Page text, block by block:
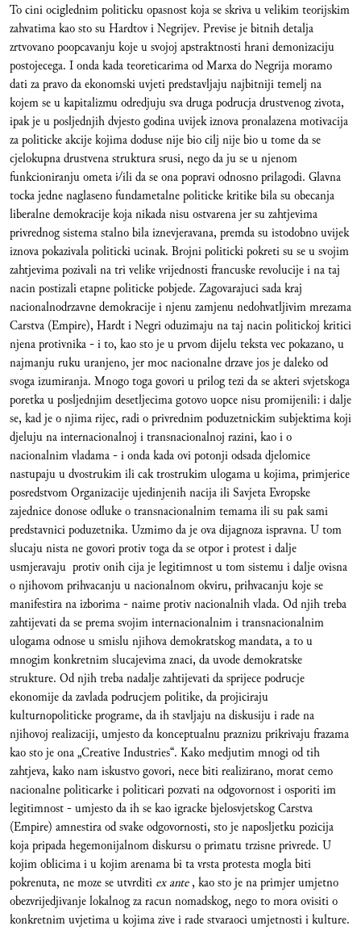
To cini ociglednim politicku opasnost koja se skriva u velikim teorijskim
zahvatima kao sto su Hardtov i Negrijev. Previse je bitnih detalja
zrtvovano poopcavanju koje u svojoj apstraktnosti hrani demonizaciju
postojecega. I onda kada teoreticarima od Marxa do Negrija moramo
dati za pravo da ekonomski uvjeti predstavljaju najbitniji temelj na
kojem se u kapitalizmu odredjuju sva druga podrucja drustvenog zivota,
ipak je u posljednjih dvjesto godina uvijek iznova pronalazena motivacija
za politicke akcije kojima doduse nije bio cilj nije bio u tome da se
cjelokupna drustvena struktura srusi, nego da ju se u njenom
funkcioniranju ometa i/ili da se ona popravi odnosno prilagodi. Glavna
tocka jedne naglaseno fundametalne politicke kritike bila su obecanja
liberalne demokracije koja nikada nisu ostvarena jer su zahtjevima
privrednog sistema stalno bila iznevjeravana, premda su istodobno uvijek
iznova pokazivala politicki ucinak. Brojni politicki pokreti su se u svojim
zahtjevima pozivali na tri velike vrijednosti francuske revolucije i na taj
nacin postizali etapne politicke pobjede. Zagovarajuci sada kraj
nacionalnodrzavne demokracije i njenu zamjenu nedohvatljivim mrezama
Carstva (Empire), Hardt i Negri oduzimaju na taj nacin politickoj kritici
njena protivnika - i to, kao sto je u prvom dijelu teksta vec pokazano, u
najmanju ruku uranjeno, jer moc nacionalne drzave jos je daleko od
svoga izumiranja. Mnogo toga govori u prilog tezi da se akteri svjetskoga
poretka u posljednjim desetljecima gotovo uopce nisu promijenili: i dalje
se, kad je o njima rijec, radi o privrednim poduzetnickim subjektima koji
djeluju na internacionalnoj i transnacionalnoj razini, kao i o
nacionalnim vladama - i onda kada ovi potonji odsada djelomice
nastupaju u dvostrukim ili cak trostrukim ulogama u kojima, primjerice
posredstvom Organizacije ujedinjenih nacija ili Savjeta Evropske
zajednice donose odluke o transnacionalnim temama ili su pak sami
predstavnici poduzetnika. Uzmimo da je ova dijagnoza ispravna. U tom
slucaju nista ne govori protiv toga da se otpor i protest i dalje
usmjeravaju protiv onih cija je legitimnost u tom sistemu i dalje ovisna
o njihovom prihvacanju u nacionalnom okviru, prihvacanju koje se
manifestira na izborima - naime protiv nacionalnih vlada. Od njih treba
zahtijevati da se prema svojim internacionalnim i transnacionalnim
ulogama odnose u smislu njihova demokratskog mandata, a to u
mnogim konkretnim slucajevima znaci, da uvode demokratske
strukture. Od njih treba nadalje zahtijevati da sprijece podrucje
ekonomije da zavlada podrucjem politike, da projiciraju
kulturnopoliticke programe, da ih stavljaju na diskusiju i rade na
njihovoj realizaciji, umjesto da konceptualnu praznizu prikrivaju frazama
kao sto je ona „Creative Industries“. Kako medjutim mnogi od tih
zahtjeva, kako nam iskustvo govori, nece biti realizirano, morat cemo
nacionalne politicarke i politicari pozvati na odgovornost i osporiti im
legitimnost - umjesto da ih se kao igracke bjelosvjetskog Carstva
(Empire) amnestira od svake odgovornosti, sto je naposljetku pozicija
koja pripada hegemonijalnom diskursu o primatu trzisne privrede. U
kojim oblicima i u kojim arenama bi ta vrsta protesta mogla biti
pokrenuta, ne moze se utvrditi ex ante, kao sto je na primjer umjetno
obezvrijedjivanje lokalnog za racun nomadskog, nego to mora ovisiti o
konkretnim uvjetima u kojima zive i rade stvaraoci umjetnosti i kulture.